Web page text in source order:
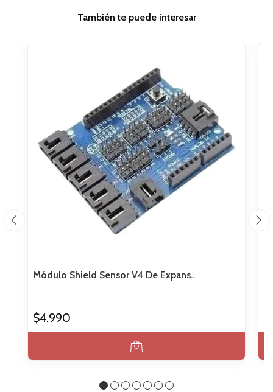
También te puede interesar
Módulo Shield Sensor V4 De Expans..
$4.990